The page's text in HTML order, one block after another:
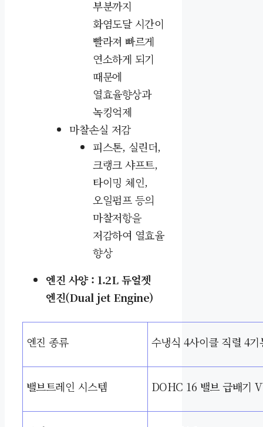
부분까지
화염도달 시간이
빨라져 빠르게
연소하게 되기
때문에
열효율향상과
녹킹억제
마찰손실 저감
피스톤, 실린더,
크랭크 샤프트,
타이밍 체인,
오일펌프 등의
마찰저항을
저감하여 열효율
향상
엔진 사양 : 1.2L 듀얼젯
엔진(Dual jet Engine)
엔진 종류 수냉식 4사이클 직렬 4기
밸브트레인 시스템 DOHC 16 밸브 급배기